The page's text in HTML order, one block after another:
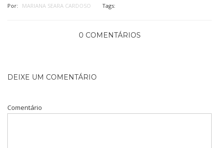
Por: MARIANA SEARA CARDOSO Tags:
0 COMENTÁRIOS
DEIXE UM COMENTÁRIO
Comentário